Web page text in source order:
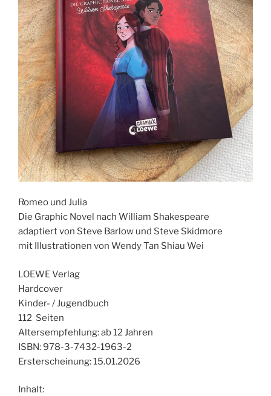
Romeo und Julia
Die Graphic Novel nach William Shakespeare
adaptiert von Steve Barlow und Steve Skidmore
mit Illustrationen von Wendy Tan Shiau Wei
LOEWE Verlag
Hardcover
Kinder- / Jugendbuch
112 Seiten
Altersempfehlung: ab 12 Jahren
ISBN: 978-3-7432-1963-2
Ersterscheinung: 15.01.2026
Inhalt: